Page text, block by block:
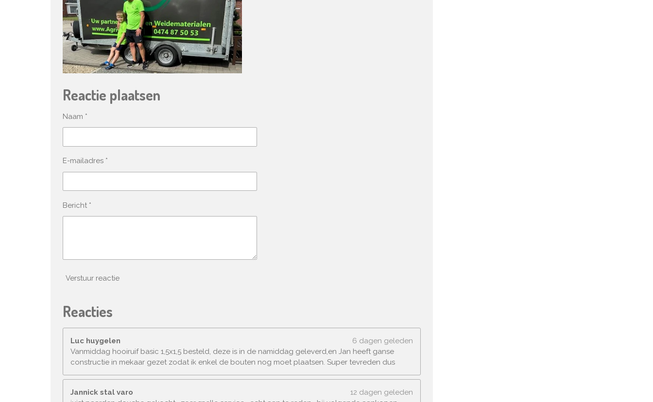
Reactie plaatsen
Naam *
E-mailadres *
Bericht *
Verstuur reactie
Reacties
Luc huygelen
6 dagen geleden
Vanmiddag hooiruif basic 1,5x1,5 besteld, deze is in de namiddag geleverd,en Jan heeft ganse
constructie in mekaar gezet zodat ik enkel de bouten nog moet plaatsen. Super tevreden dus
Jannick stal varo
12 dagen geleden